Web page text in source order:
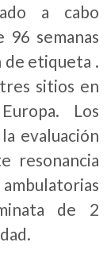
a cabo
96 semanas
de etiqueta .
sitios en
Los
evaluación
resonancia
de 2